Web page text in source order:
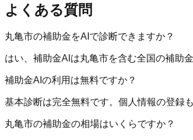
よくある質問
丸亀市の補助金をAIで診断できますか？
はい、補助金AIは丸亀市を含む全国の補助
補助金AIの利用は無料ですか？
基本診断は完全無料です。個人情報の登録
丸亀市の補助金の相場はいくらですか？